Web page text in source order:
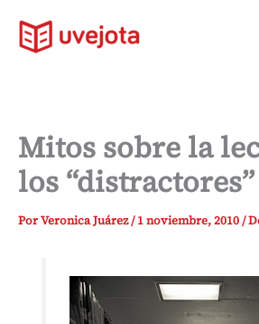
contenido
Mitos sobre la
los “distractores”
PorVeronica Juárez/1 noviembre, 2010/